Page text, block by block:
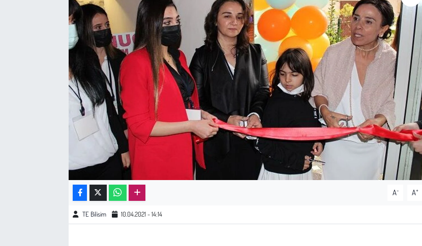
A- A+
TE Bilisim 10.04.2021 - 14:14
Bilim - Teknoloji
İnsan Hakları
Hayvan Hakları